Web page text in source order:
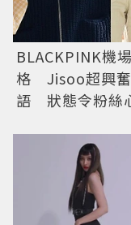
BLACKPINK機
格 Jisoo超興奮
語 狀態令粉絲